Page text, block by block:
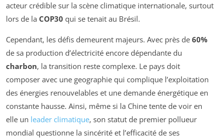
acteur crédible sur la scène climatique internationale, surtout
lors de la COP30 qui se tenait au Brésil.
Cependant, les défis demeurent majeurs. Avec près de 60%
de sa production d’électricité encore dépendante du
charbon, la transition reste complexe. Le pays doit
composer avec une geographie qui complique l’exploitation
des énergies renouvelables et une demande énergétique en
constante hausse. Ainsi, même si la Chine tente de voir en
elle un leader climatique, son statut de premier pollueur
mondial questionne la sincérité et l’efficacité de ses